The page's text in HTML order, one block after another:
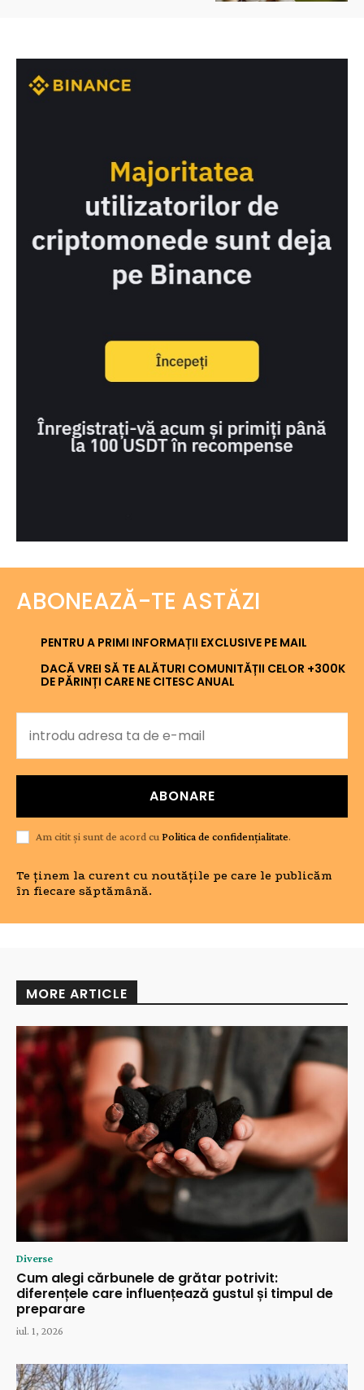
ABONEAZĂ-TE ASTĂZI
PENTRU A PRIMI INFORMAȚII EXCLUSIVE PE MAIL
DACĂ VREI SĂ TE ALĂTURI COMUNITĂȚII CELOR +300K
DE PĂRINȚI CARE NE CITESC ANUAL
ABONARE
Am citit și sunt de acord cuPolitica de confidențialitate.
Te ținem la curent cu noutățile pe care le publicăm
în fiecare săptămână.
MORE ARTICLE
Diverse
Cum alegi cărbunele de grătar potrivit:
diferențele care influențează gustul și timpul de
preparare
iul. 1, 2026